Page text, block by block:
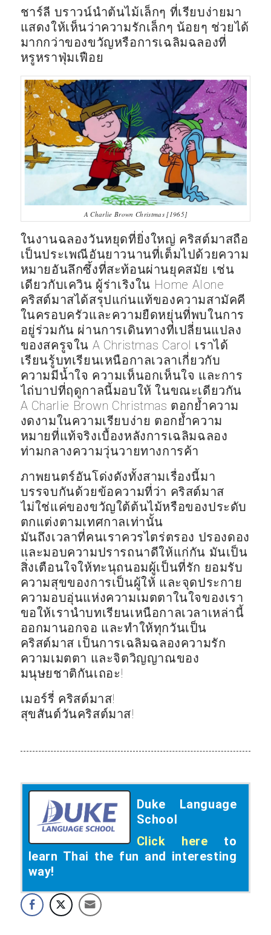
ชาร์ลี บราวน์นำต้นไม้เล็กๆ ที่เรียบง่ายมา
แสดงให้เห็นว่าความรักเล็กๆ น้อยๆ ช่วยได้
มากกว่าของขวัญหรือการเฉลิมฉลองที่
หรูหราฟุ่มเฟือย
A Charlie Brown Christmas [1965]
ในงานฉลองวันหยุดที่ยิ่งใหญ่ คริสต์มาสถือ
เป็นประเพณีอันยาวนานที่เต็มไปด้วยความ
หมายอันลึกซึ้งที่สะท้อนผ่านยุคสมัย เช่น
เดียวกับเควิน ผู้ร่าเริงใน Home Alone
คริสต์มาสได้สรุปแก่นแท้ของความสามัคคี
ในครอบครัวและความยืดหยุ่นที่พบในการ
อยู่ร่วมกัน ผ่านการเดินทางที่เปลี่ยนแปลง
ของสครูจใน A Christmas Carol เราได้
เรียนรู้บทเรียนเหนือกาลเวลาเกี่ยวกับ
ความมีน้ำใจ ความเห็นอกเห็นใจ และการ
ไถ่บาปที่ฤดูกาลนี้มอบให้ ในขณะเดียวกัน
A Charlie Brown Christmas ตอกย้ำความ
งดงามในความเรียบง่าย ตอกย้ำความ
หมายที่แท้จริงเบื้องหลังการเฉลิมฉลอง
ท่ามกลางความวุ่นวายทางการค้า
ภาพยนตร์อันโด่งดังทั้งสามเรื่องนี้มา
บรรจบกันด้วยข้อความที่ว่า คริสต์มาส
ไม่ใช่แค่ของขวัญใต้ต้นไม้หรือของประดับ
ตกแต่งตามเทศกาลเท่านั้น
มันถึงเวลาที่คนเราควรไตร่ตรอง ปรองดอง
และมอบความปรารถนาดีให้แก่กัน มันเป็น
สิ่งเตือนใจให้ทะนุถนอมผู้เป็นที่รัก ยอมรับ
ความสุขของการเป็นผู้ให้ และจุดประกาย
ความอบอุ่นแห่งความเมตตาในใจของเรา
ขอให้เรานำบทเรียนเหนือกาลเวลาเหล่านี้
ออกมานอกจอ และทำให้ทุกวันเป็น
คริสต์มาส เป็นการเฉลิมฉลองความรัก
ความเมตตา และจิตวิญญาณของ
มนุษยชาติกันเถอะ!
เมอร์รี่ คริสต์มาส!
สุขสันต์วันคริสต์มาส!
Duke Language
School
Click here to
learn Thai the fun and interesting
way!